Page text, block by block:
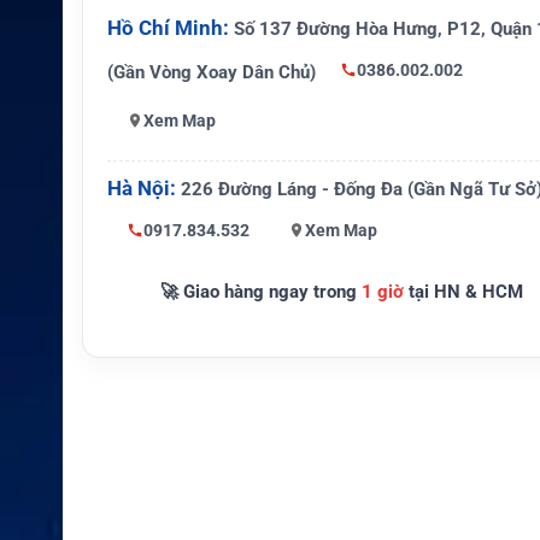
WiFi
Tối đa 10 người dùng, phạm vi
Pin
Lithium-ion 7.4V, 6700mAh
Chuyển mạng tự động hoặc thủ
Hồ Chí Minh: Số 137 Đường Hòa Hưng, P12, Quận
(Gần Vòng Xoay Dân Chủ)
0386.002.002
Xem Map
Hà Nội: 226 Đường Láng - Đống Đa (Gần Ngã Tư
0917.834.532 Xem Map
🚀 Giao hàng ngay trong 1 giờtại HN & HCM